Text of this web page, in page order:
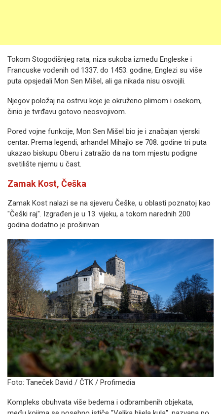
Tokom Stogodišnjeg rata, niza sukoba između Engleske i
Francuske vođenih od 1337. do 1453. godine, Englezi su više
puta opsjedali Mon Sen Mišel, ali ga nikada nisu osvojili.
Njegov položaj na ostrvu koje je okruženo plimom i osekom,
činio je tvrđavu gotovo neosvojivom.
Pored vojne funkcije, Mon Sen Mišel bio je i značajan vjerski
centar. Prema legendi, arhanđel Mihajlo se 708. godine tri puta
ukazao biskupu Oberu i zatražio da na tom mjestu podigne
svetilište njemu u čast.
Zamak Kost, Češka
Zamak Kost nalazi se na sjeveru Češke, u oblasti poznatoj kao
"Češki raj". Izgrađen je u 13. vijeku, a tokom narednih 200
godina dodatno je proširivan.
Foto: Taneček David / ČTK / Profimedia
Kompleks obuhvata više bedema i odbrambenih objekata,